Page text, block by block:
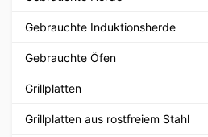
Gebrauchte Induktionsherde
Gebrauchte Öfen
Grillplatten
Grillplatten aus rostfreiem Stahl